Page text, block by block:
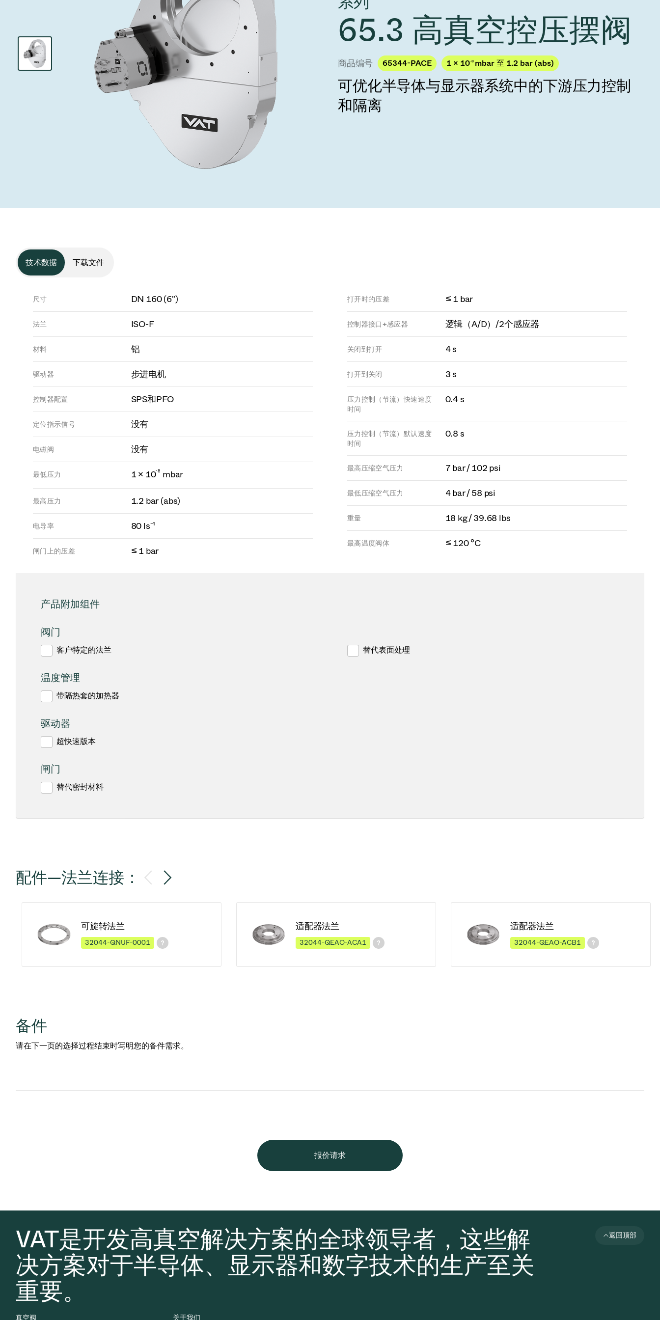
Semicon Taiwan 2026
year 2026 Results
Ad hoc announcement pursuant to Art. 53
LR
Ad hoc announcement pursuant to Art. 53
LR
泄压/排气阀
气体计量/漏气阀
3位置真空阀
真空止回阀
快关 / 束流阻挡器阀
真空传输阀
离子植入术
化学气相沉积
OLED喷墨打印
半导体无尘系统
真空干燥
真空灭菌
药品冷冻干燥
研究
您的应用
Analyst coverage
Contact for investors
News services
供应链管理
65.3 高真空控压摆阀
商品编号 65344-PACE 1 × 10-8 mbar 至 1.2 bar (abs)
可优化半导体与显示器系统中的下游压力控制
和隔离
技术数据 下载文件
尺寸 DN 160 (6")
法兰 ISO-F
材料 铝
驱动器 步进电机
控制器配置 SPS和PFO
定位指示信号 没有
电磁阀 没有
最低压力 1 × 10-8 mbar
最高压力 1.2 bar (abs)
电导率 80 ls⁻¹
闸门上的压差 ≤ 1 bar
打开时的压差 ≤ 1 bar
控制器接口+感应器 逻辑（A/D）/2个感应器
关闭到打开 4 s
打开到关闭 3 s
压力控制（节流）快速速度
时间
0.4 s
压力控制（节流）默认速度
时间
0.8 s
最高压缩空气压力 7 bar / 102 psi
最低压缩空气压力 4 bar / 58 psi
重量 18 kg / 39.68 lbs
最高温度阀体 ≤ 120 °C
产品附加组件
阀门
客户特定的法兰 替代表面处理
温度管理
带隔热套的加热器
驱动器
超快速版本
闸门
替代密封材料
配件—法兰连接：
可旋转法兰
32044-QNUF-0001
适配器法兰
32044-QEAO-ACA1
适配器法兰
32044-QEAO-ACB1
备件
请在下一页的选择过程结束时写明您的备件需求。
报价请求
VAT是开发高真空解决方案的全球领导者，这些解
决方案对于半导体、显示器和数字技术的生产至关
重要。
返回顶部
真空阀 关于我们